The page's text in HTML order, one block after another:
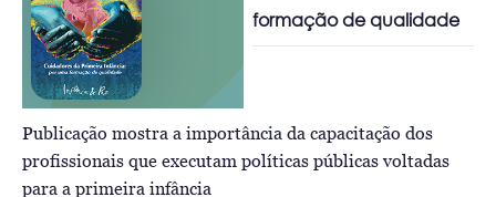
formação de qualidade
Publicação mostra a importância da capacitação dos
profissionais que executam políticas públicas voltadas
para a primeira infância